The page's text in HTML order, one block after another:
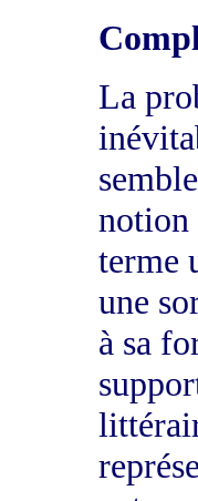
La
notion
terme
une
à sa